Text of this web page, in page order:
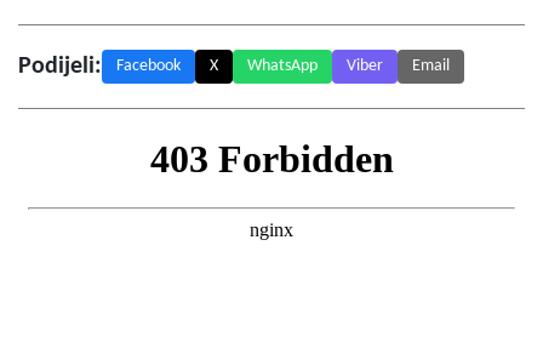
Podijeli: Facebook X WhatsApp Viber Email